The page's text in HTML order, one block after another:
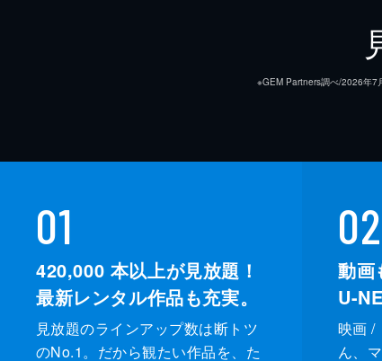
※GEM Partners調べ/2026年7
01
420,000 本以上が見放題！
最新レンタル作品も充実。
見放題のラインアップ数は断トツ
のNo.1。だから観たい作品を、た
02
動画
U-
映画 /
ん、